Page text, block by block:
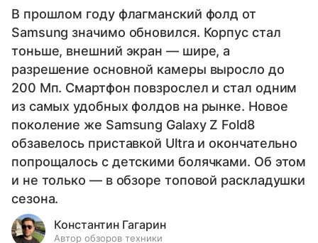
В прошлом году флагманский фолд от
Samsung значимо обновился. Корпус стал
тоньше, внешний экран — шире, а
разрешение основной камеры выросло до
200 Мп. Смартфон повзрослел и стал одним
из самых удобных фолдов на рынке. Новое
поколение же Samsung Galaxy Z Fold8
обзавелось приставкой Ultra и окончательно
попрощалось с детскими болячками. Об этом
и не только — в обзоре топовой раскладушки
сезона.
Константин Гагарин
Автор обзоров техники